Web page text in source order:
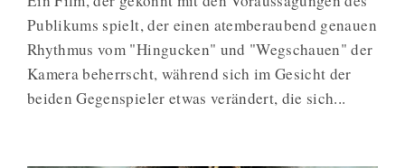
Publikums spielt, der einen atemberaubend genauen
Rhythmus vom "Hingucken" und "Wegschauen" der
Kamera beherrscht, während sich im Gesicht der
beiden Gegenspieler etwas verändert, die sich...